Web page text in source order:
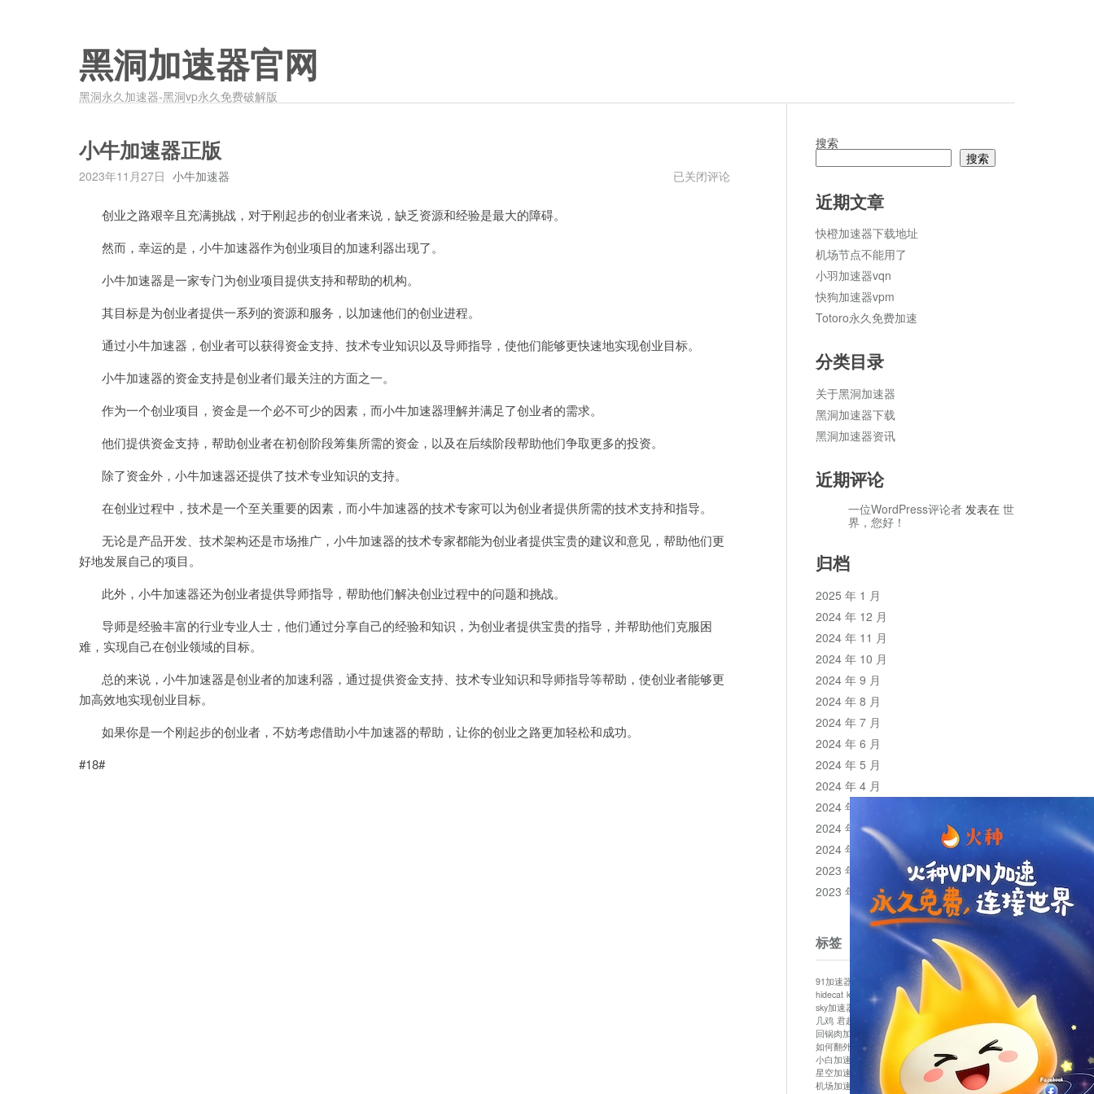
黑洞加速器官网
黑洞永久加速器-黑洞vp永久免费破解版
小牛加速器正版
2023年11月27日 小牛加速器
小
已关闭评论
创业之路艰辛且充满挑战，对于刚起步的创业者来说，缺乏资源和经验是最大的障碍。
然而，幸运的是，小牛加速器作为创业项目的加速利器出现了。
小牛加速器是一家专门为创业项目提供支持和帮助的机构。
其目标是为创业者提供一系列的资源和服务，以加速他们的创业进程。
通过小牛加速器，创业者可以获得资金支持、技术专业知识以及导师指导，使他们能够更快速地实现创业目标。
小牛加速器的资金支持是创业者们最关注的方面之一。
作为一个创业项目，资金是一个必不可少的因素，而小牛加速器理解并满足了创业者的需求。
他们提供资金支持，帮助创业者在初创阶段筹集所需的资金，以及在后续阶段帮助他们争取更多的投资。
除了资金外，小牛加速器还提供了技术专业知识的支持。
在创业过程中，技术是一个至关重要的因素，而小牛加速器的技术专家可以为创业者提供所需的技术支持和指导。
无论是产品开发、技术架构还是市场推广，小牛加速器的技术专家都能为创业者提供宝贵的建议和意见，帮助他们更
好地发展自己的项目。
此外，小牛加速器还为创业者提供导师指导，帮助他们解决创业过程中的问题和挑战。
导师是经验丰富的行业专业人士，他们通过分享自己的经验和知识，为创业者提供宝贵的指导，并帮助他们克服困
难，实现自己在创业领域的目标。
总的来说，小牛加速器是创业者的加速利器，通过提供资金支持、技术专业知识和导师指导等帮助，使创业者能够更
加高效地实现创业目标。
如果你是一个刚起步的创业者，不妨考虑借助小牛加速器的帮助，让你的创业之路更加轻松和成功。
#18#
搜索
搜索
近期文章
快橙加速器下载地址
机场节点不能用了
小羽加速器vqn
快狗加速器vpm
Totoro永久免费加速
分类目录
关于黑洞加速器
黑洞加速器下载
黑洞加速器资讯
近期评论
一位WordPress评论者 发表在 世
界，您好！
归档
2025 年 1 月
2024 年 12 月
2024 年 11 月
2024 年 10 月
2024 年 9 月
2024 年 8 月
2024 年 7 月
2024 年 6 月
2024 年 5 月
2024 年 4 月
2024 年 3 月
2024 年 2 月
2024 年 1 月
2023 年 12 月
2023 年 11 月
标签
91加速器 bluelayer加速器
clash节点
hidecat kuai500 panda加速器
plex加速器
sky加速器
telegram加速器 中信加速器
云梯加速器
几鸡 君越加速器 哔咔漫画加速器
唐师傅加速器
回锅肉加速器
坚果加速器 壹点加速器
如何翻外墙网站 小哈vp加速器
小火箭加速器
小白加速器
布谷vp加速器 心阶云 快连
星空加速器
最新版clash安卓下载
月光加速器
机场加速器
松果云 极快加速器
梯子加速器